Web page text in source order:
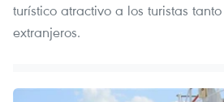
turístico atractivo a los turistas
extranjeros.